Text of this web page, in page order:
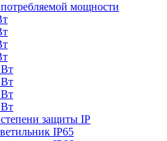
мощности
защиты IP
IP65